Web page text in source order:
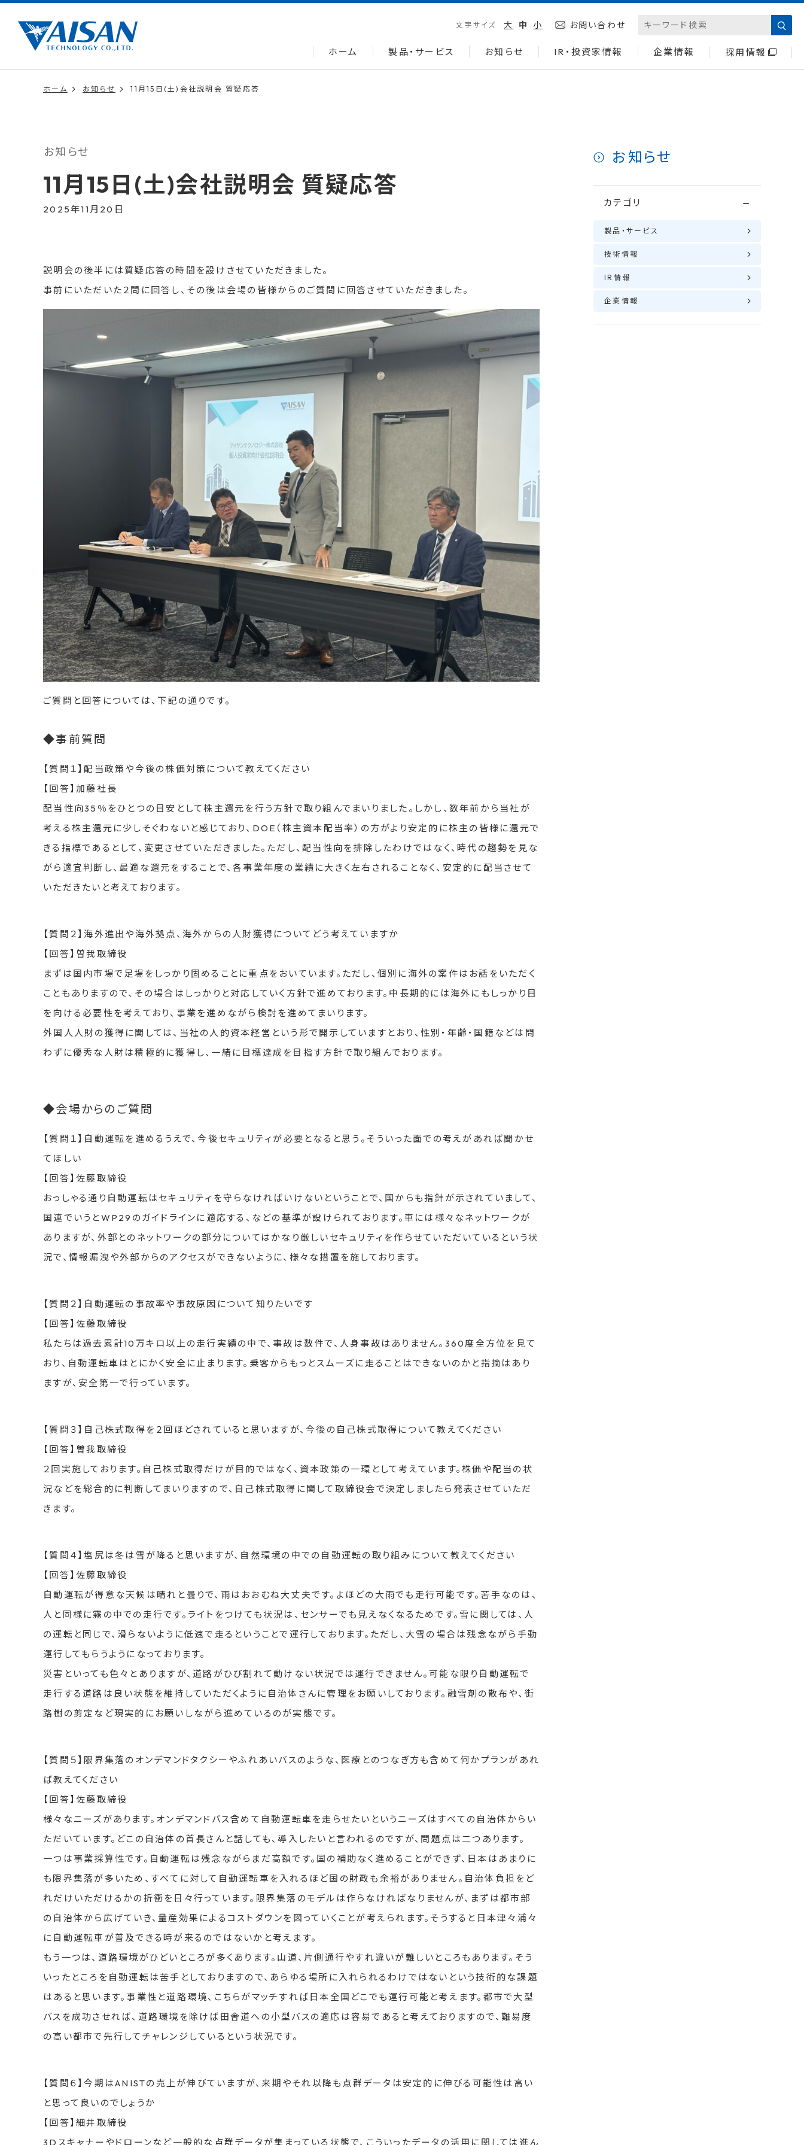
文字サイズ 大 中 小 お問い合わせ
ホーム 製品・サービス お知らせ IR・投資家情報 企業情報 採用情報
ホーム お知らせ 11月15日(土)会社説明会 質疑応答
お知らせ
11月15日(土)会社説明会 質疑応答
2025年11月20日
説明会の後半には質疑応答の時間を設けさせていただきました。
事前にいただいた２問に回答し、その後は会場の皆様からのご質問に回答させていただきました。
ご質問と回答については、下記の通りです。
◆事前質問
【質問１】配当政策や今後の株価対策について教えてください
【回答】加藤社長
配当性向35％をひとつの目安として株主還元を行う方針で取り組んでまいりました。しかし、数年前から当社が
考える株主還元に少しそぐわないと感じており、DOE（株主資本配当率）の方がより安定的に株主の皆様に還元で
きる指標であるとして、変更させていただきました。ただし、配当性向を排除したわけではなく、時代の趨勢を見な
がら適宜判断し、最適な還元をすることで、各事業年度の業績に大きく左右されることなく、安定的に配当させて
いただきたいと考えております。
【質問２】海外進出や海外拠点、海外からの人財獲得についてどう考えていますか
【回答】曽我取締役
まずは国内市場で足場をしっかり固めることに重点をおいています。ただし、個別に海外の案件はお話をいただく
こともありますので、その場合はしっかりと対応していく方針で進めております。中長期的には海外にもしっかり目
を向ける必要性を考えており、事業を進めながら検討を進めてまいります。
外国人人財の獲得に関しては、当社の人的資本経営という形で開示していますとおり、性別・年齢・国籍などは問
わずに優秀な人財は積極的に獲得し、一緒に目標達成を目指す方針で取り組んでおります。
◆会場からのご質問
【質問１】自動運転を進めるうえで、今後セキュリティが必要となると思う。そういった面での考えがあれば聞かせ
てほしい
【回答】佐藤取締役
おっしゃる通り自動運転はセキュリティを守らなければいけないということで、国からも指針が示されていまして、
国連でいうとWP29のガイドラインに適応する、などの基準が設けられております。車には様々なネットワークが
ありますが、外部とのネットワークの部分についてはかなり厳しいセキュリティを作らせていただいているという状
況で、情報漏洩や外部からのアクセスができないように、様々な措置を施しております。
【質問２】自動運転の事故率や事故原因について知りたいです
【回答】佐藤取締役
私たちは過去累計10万キロ以上の走行実績の中で、事故は数件で、人身事故はありません。360度全方位を見て
おり、自動運転車はとにかく安全に止まります。乗客からもっとスムーズに走ることはできないのかと指摘はあり
ますが、安全第一で行っています。
【質問３】自己株式取得を２回ほどされていると思いますが、今後の自己株式取得について教えてください
【回答】曽我取締役
２回実施しております。自己株式取得だけが目的ではなく、資本政策の一環として考えています。株価や配当の状
況などを総合的に判断してまいりますので、自己株式取得に関して取締役会で決定しましたら発表させていただ
きます。
【質問４】塩尻は冬は雪が降ると思いますが、自然環境の中での自動運転の取り組みについて教えてください
【回答】佐藤取締役
自動運転が得意な天候は晴れと曇りで、雨はおおむね大丈夫です。よほどの大雨でも走行可能です。苦手なのは、
人と同様に霧の中での走行です。ライトをつけても状況は、センサーでも見えなくなるためです。雪に関しては、人
の運転と同じで、滑らないように低速で走るということで運行しております。ただし、大雪の場合は残念ながら手動
運行してもらうようになっております。
災害といっても色々とありますが、道路がひび割れて動けない状況では運行できません。可能な限り自動運転で
走行する道路は良い状態を維持していただくように自治体さんに管理をお願いしております。融雪剤の散布や、街
路樹の剪定など現実的にお願いしながら進めているのが実態です。
【質問５】限界集落のオンデマンドタクシーやふれあいバスのような、医療とのつなぎ方も含めて何かプランがあれ
ば教えてください
【回答】佐藤取締役
様々なニーズがあります。オンデマンドバス含めて自動運転車を走らせたいというニーズはすべての自治体からい
ただいています。どこの自治体の首長さんと話しても、導入したいと言われるのですが、問題点は二つあります。
一つは事業採算性です。自動運転は残念ながらまだ高額です。国の補助なく進めることができず、日本はあまりに
も限界集落が多いため、すべてに対して自動運転車を入れるほど国の財政も余裕がありません。自治体負担をど
れだけいただけるかの折衝を日々行っています。限界集落のモデルは作らなければなりませんが、まずは都市部
の自治体から広げていき、量産効果によるコストダウンを図っていくことが考えられます。そうすると日本津々浦々
に自動運転車が普及できる時が来るのではないかと考えます。
もう一つは、道路環境がひどいところが多くあります。山道、片側通行やすれ違いが難しいところもあります。そう
いったところを自動運転は苦手としておりますので、あらゆる場所に入れられるわけではないという技術的な課題
はあると思います。事業性と道路環境、こちらがマッチすれば日本全国どこでも運行可能と考えます。都市で大型
バスを成功させれば、道路環境を除けば田舎道への小型バスの適応は容易であると考えておりますので、難易度
の高い都市で先行してチャレンジしているという状況です。
【質問６】今期はANISTの売上が伸びていますが、来期やそれ以降も点群データは安定的に伸びる可能性は高い
と思って良いのでしょうか
【回答】細井取締役
3Dスキャナーやドローンなど一般的な点群データが集まっている状態で、こういったデータの活用に関しては進ん
お知らせ
カテゴリ
製品・サービス
技術情報
IR情報
企業情報